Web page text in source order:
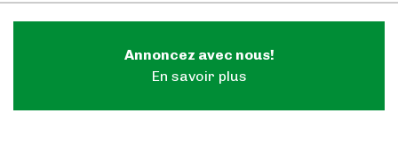
Annoncez avec nous!
En savoir plus